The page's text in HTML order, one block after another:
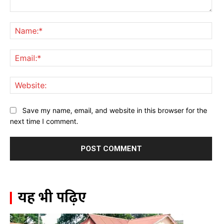
Save my name, email, and website in this browser for the
next time I comment.
यह भी पढ़िए